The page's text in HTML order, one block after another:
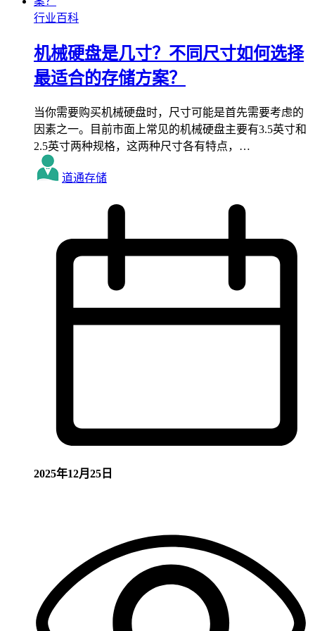
行业百科
机械硬盘是几寸？不同尺寸如何选择
最适合的存储方案？
当你需要购买机械硬盘时，尺寸可能是首先需要考虑的
因素之一。目前市面上常见的机械硬盘主要有3.5英寸和
2.5英寸两种规格，这两种尺寸各有特点，…
道通存储
2025年12月25日